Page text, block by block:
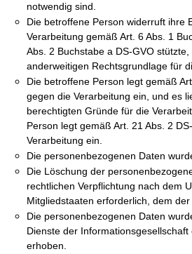
notwendig sind.
Die betroffene Person widerruft ihre
Verarbeitung gemäß Art. 6 Abs. 1
Abs. 2 Buchstabe a DS-GVO
anderweitigen Rechtsgrundlage für
Die betroffene Person legt gemäß
gegen die Verarbeitung ein, und es
berechtigten Gründe für die
Person legt gemäß Art. 21 Abs. 2
Verarbeitung ein.
Die personenbezogenen Daten
Die Löschung der
rechtlichen Verpflichtung nach dem
Mitgliedstaaten erforderlich, dem
Die personenbezogenen Daten
Dienste der
erhoben.